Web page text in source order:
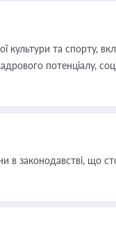
культури та спорту,
потенціалу,
в законодавстві, що